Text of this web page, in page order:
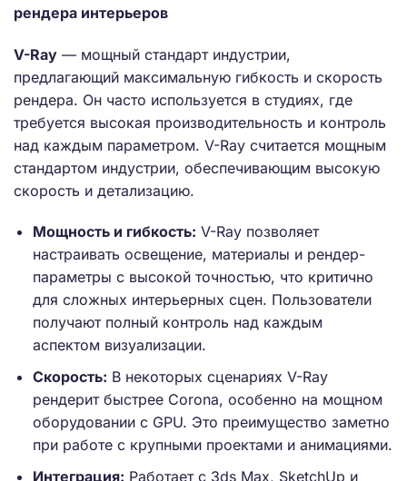
рендера интерьеров
V-Ray — мощный стандарт индустрии,
предлагающий максимальную гибкость и скорость
рендера. Он часто используется в студиях, где
требуется высокая производительность и контроль
над каждым параметром. V-Ray считается мощным
стандартом индустрии, обеспечивающим высокую
скорость и детализацию.
Мощность и гибкость: V-Ray позволяет
настраивать освещение, материалы и рендер-
параметры с высокой точностью, что критично
для сложных интерьерных сцен. Пользователи
получают полный контроль над каждым
аспектом визуализации.
Скорость: В некоторых сценариях V-Ray
рендерит быстрее Corona, особенно на мощном
оборудовании с GPU. Это преимущество заметно
при работе с крупными проектами и анимациями.
Интеграция: Работает с 3ds Max, SketchUp и